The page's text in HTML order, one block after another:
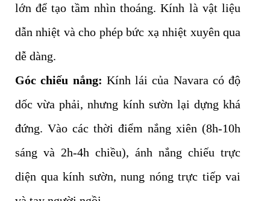
lớn để tạo tầm nhìn thoáng. Kính là vật liệu
dẫn nhiệt và cho phép bức xạ nhiệt xuyên qua
dễ dàng.
Góc chiếu nắng: Kính lái của Navara có độ
dốc vừa phải, nhưng kính sườn lại dựng khá
đứng. Vào các thời điểm nắng xiên (8h-10h
sáng và 2h-4h chiều), ánh nắng chiếu trực
diện qua kính sườn, nung nóng trực tiếp vai